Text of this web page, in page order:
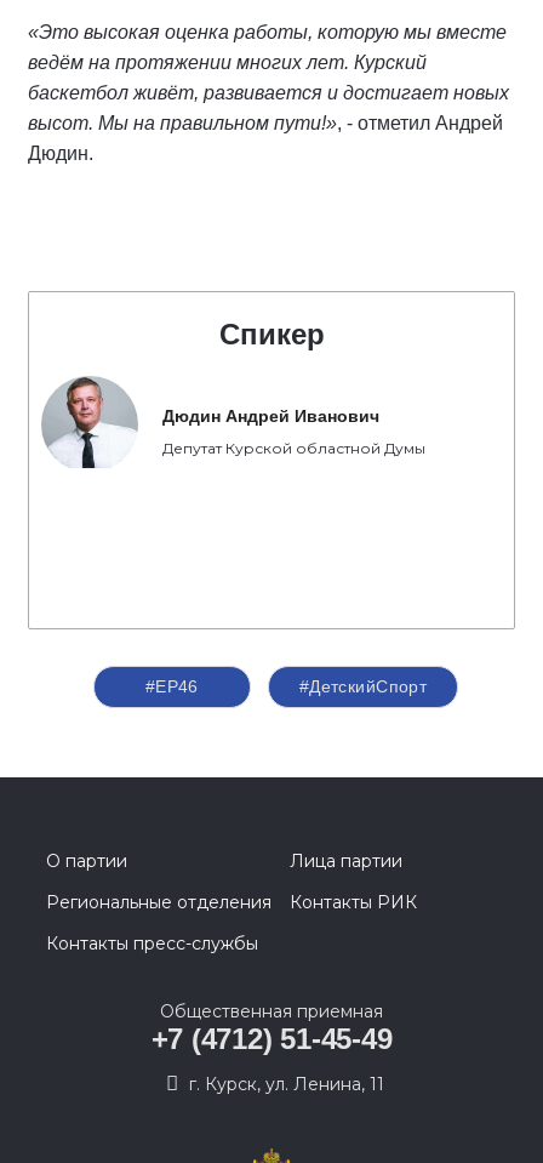
«Это высокая оценка работы, которую мы вместе
ведём на протяжении многих лет. Курский
баскетбол живёт, развивается и достигает новых
высот. Мы на правильном пути!», - отметил Андрей
Дюдин.
Спикер
Дюдин Андрей Иванович
Депутат Курской областной Думы
#ЕР46 #ДетскийСпорт
О партии
Лица партии
Региональные отделения
Контакты РИК
Контакты пресс-службы
Общественная приемная
+7 (4712) 51-45-49
г. Курск, ул. Ленина, 11